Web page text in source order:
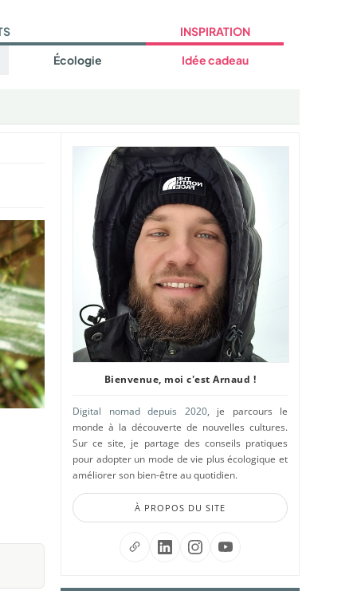
Écologie
INSPIRATION
Idée cadeau
Bienvenue, moi c'est Arnaud !
Digital nomad depuis 2020, je parcours le
monde à la découverte de nouvelles cultures.
Sur ce site, je partage des conseils pratiques
pour adopter un mode de vie plus écologique et
améliorer son bien-être au quotidien.
À PROPOS DU SITE